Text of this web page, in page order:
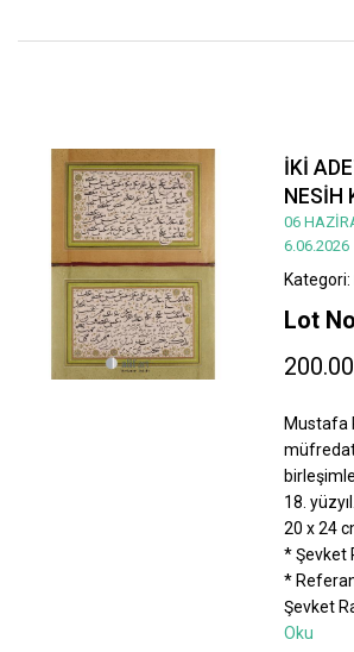
İKİ
NESİH
06
6.06.2026
Kategori:
Lot
Mustafa
18. yüzyıl.
20 x 24
* Şevket
*
Şevket
Oku